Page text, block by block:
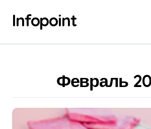
содержанию
Infopoint
Февраль